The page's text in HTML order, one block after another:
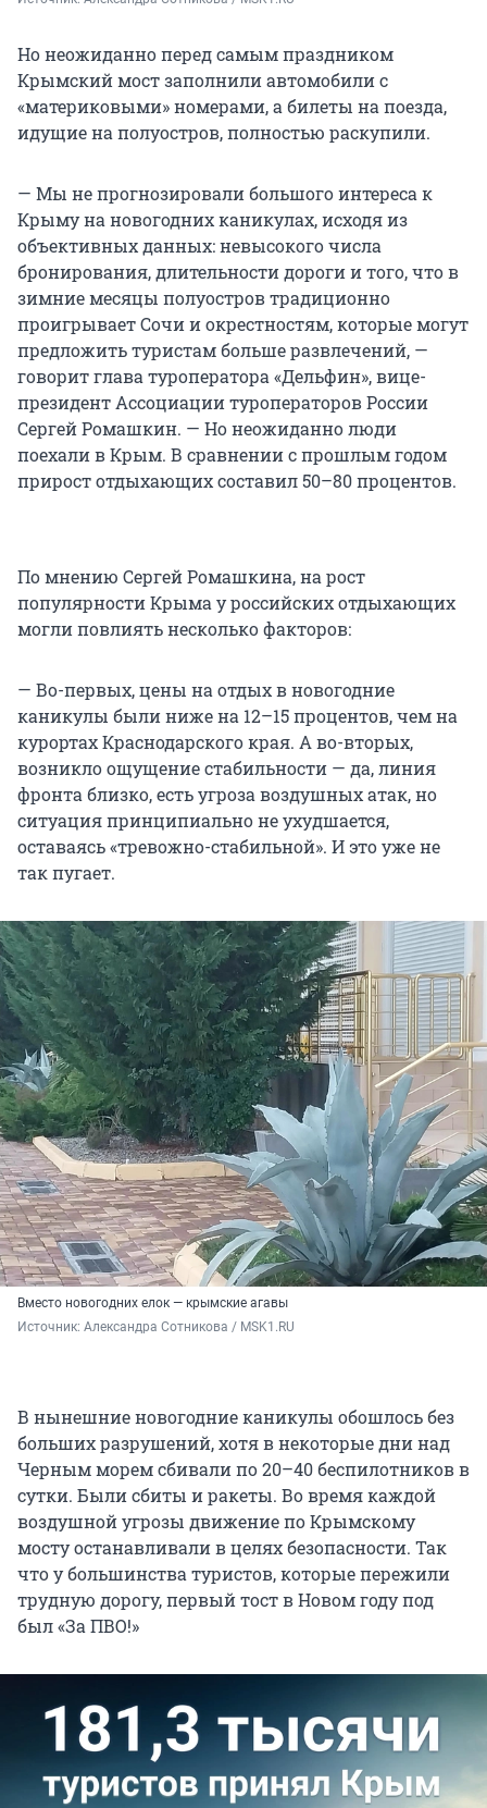
Но неожиданно перед самым праздником
Крымский мост заполнили автомобили с
«материковыми» номерами, а билеты на поезда,
идущие на полуостров, полностью раскупили.
— Мы не прогнозировали большого интереса к
Крыму на новогодних каникулах, исходя из
объективных данных: невысокого числа
бронирования, длительности дороги и того, что в
зимние месяцы полуостров традиционно
проигрывает Сочи и окрестностям, которые могут
предложить туристам больше развлечений, —
говорит глава туроператора «Дельфин», вице-
президент Ассоциации туроператоров России
Сергей Ромашкин. — Но неожиданно люди
поехали в Крым. В сравнении с прошлым годом
прирост отдыхающих составил 50–80 процентов.
По мнению Сергей Ромашкина, на рост
популярности Крыма у российских отдыхающих
могли повлиять несколько факторов:
— Во-первых, цены на отдых в новогодние
каникулы были ниже на 12–15 процентов, чем на
курортах Краснодарского края. А во-вторых,
возникло ощущение стабильности — да, линия
фронта близко, есть угроза воздушных атак, но
ситуация принципиально не ухудшается,
оставаясь «тревожно-стабильной». И это уже не
так пугает.
Вместо новогодних елок — крымские агавы
Источник: Александра Сотникова / MSK1.RU
В нынешние новогодние каникулы обошлось без
больших разрушений, хотя в некоторые дни над
Черным морем сбивали по 20–40 беспилотников в
сутки. Были сбиты и ракеты. Во время каждой
воздушной угрозы движение по Крымскому
мосту останавливали в целях безопасности. Так
что у большинства туристов, которые пережили
трудную дорогу, первый тост в Новом году под
был «За ПВО!»